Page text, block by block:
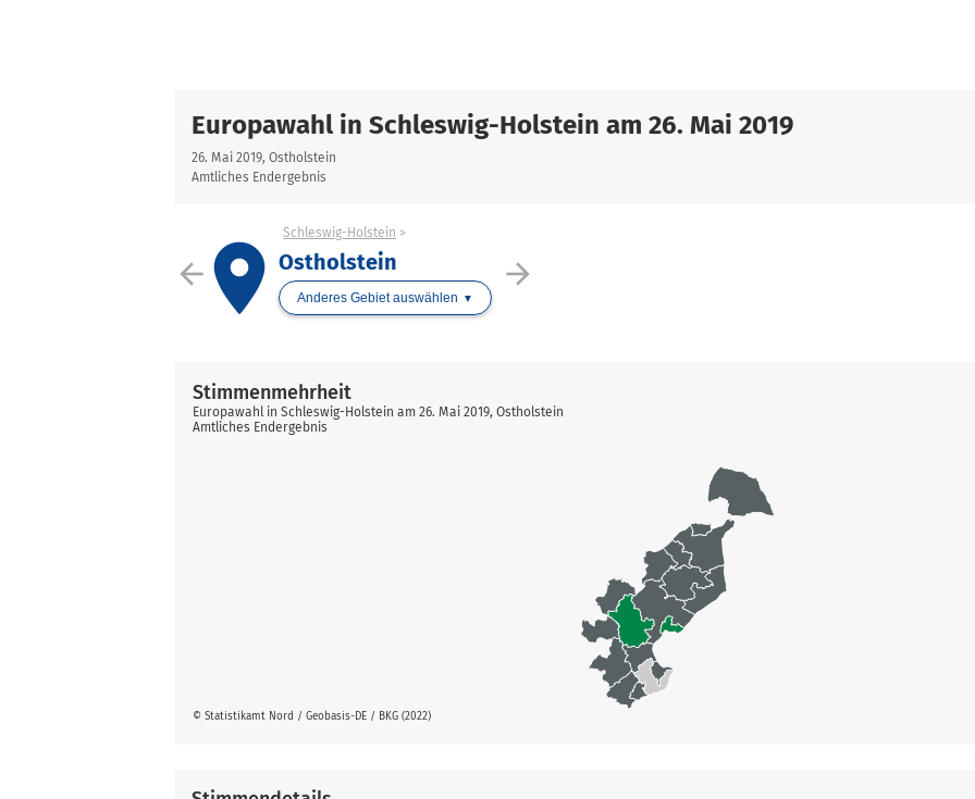
Europawahl in Schleswig-Holstein am 26. Mai 2019
26. Mai 2019, Ostholstein
Amtliches Endergebnis
arrow_back arrow_forward
place
Schleswig-Holstein
Ostholstein
Anderes Gebiet auswählen
© Statistikamt Nord / Geobasis-DE / BKG (2022)
Stimmenmehrheit
Europawahl in Schleswig-Holstein am 26. Mai 2019, Ostholstein
Amtliches Endergebnis